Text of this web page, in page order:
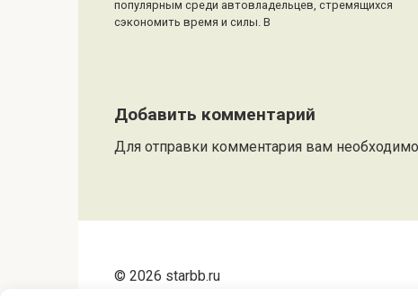
популярным среди автовладельцев, стремящихся
сэкономить время и силы. В
Добавить комментарий
Для отправки комментария вам необходимо
© 2026 starbb.ru